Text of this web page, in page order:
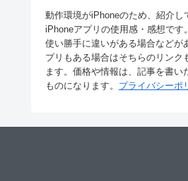
動作環境がiPhoneのため、紹介し
iPhoneアプリの使用感・感想です
使い勝手に違いがある場合などが
プリもある場合はそちらのリンク
ます。価格や情報は、記事を書い
ものになります。 プライバシーポ